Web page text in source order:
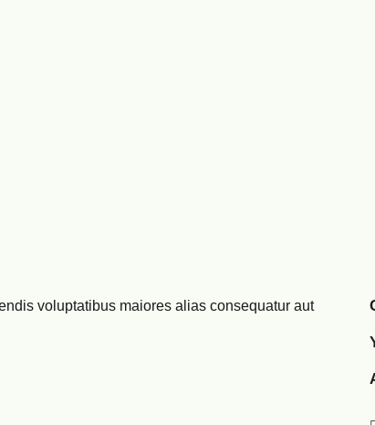
voluptatibus maiores alias consequatur aut